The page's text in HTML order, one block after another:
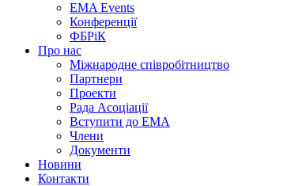
EMA Events
Конференції
ФБРіК
Про нас
Міжнародне співробітництво
Партнери
Проекти
Рада Асоціації
Вступити до ЕМА
Члени
Документи
Новини
Контакти